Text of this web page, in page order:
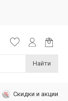
Найти
Скидки и акции